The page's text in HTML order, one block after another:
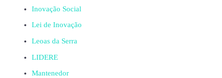
Inovação Social
Lei de Inovação
Leoas da Serra
LIDERE
Mantenedor